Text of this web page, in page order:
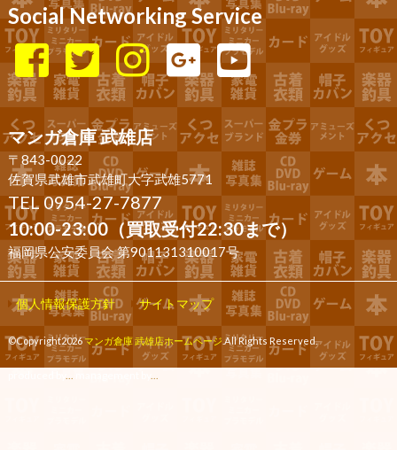
Social Networking Service
マンガ倉庫 武雄店
〒843-0022
佐賀県武雄市武雄町大字武雄5771
TEL 0954-27-7877
10:00-23:00（買取受付22:30まで）
福岡県公安委員会 第901131310017号
個人情報保護方針 サイトマップ
©Copyright2026マンガ倉庫 武雄店ホームページ .All Rights Reserved.
... ...